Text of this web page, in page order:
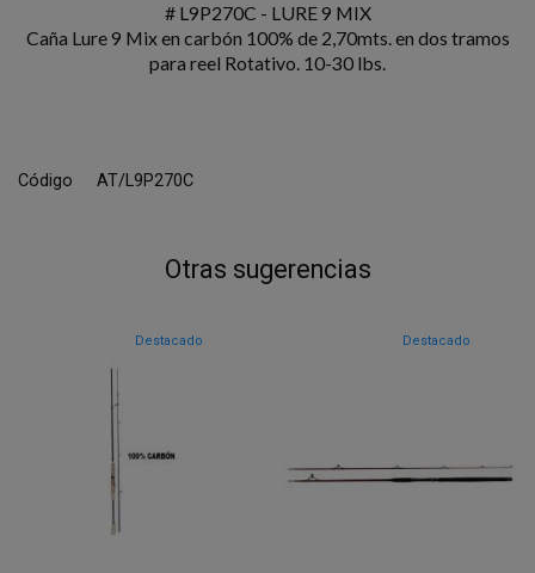
# L9P270C - LURE 9 MIX
Caña Lure 9 Mix en carbón 100% de 2,70mts. en dos tramos
para reel Rotativo. 10-30 lbs.
Código AT/L9P270C
Otras sugerencias
Destacado Destacado